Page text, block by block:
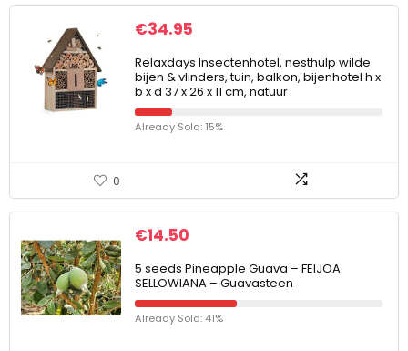
€34.95
Relaxdays Insectenhotel, nesthulp wilde
bijen & vlinders, tuin, balkon, bijenhotel h x
b x d 37 x 26 x 11 cm, natuur
Already Sold: 15%
0
€14.50
5 seeds Pineapple Guava – FEIJOA
SELLOWIANA – Guavasteen
Already Sold: 41%